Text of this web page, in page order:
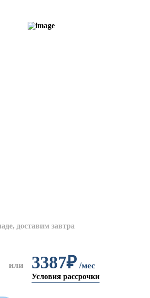
доставим завтра
или 3387₽ /мес
Условия рассрочки